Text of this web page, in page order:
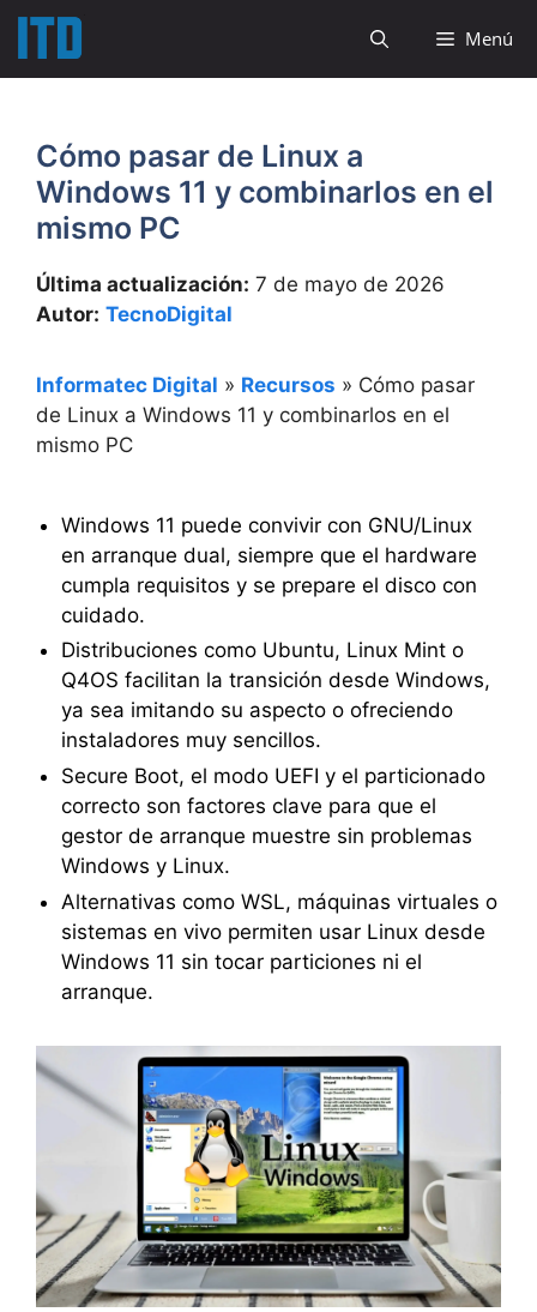
Saltar
contenido
Menú
Cómo pasar de Linux a
Windows 11 y combinarlos en el
mismo PC
Última actualización: 7 de mayo de 2026
Autor: TecnoDigital
Informatec Digital » Recursos » Cómo pasar
de Linux a Windows 11 y combinarlos en el
mismo PC
Windows 11 puede convivir con GNU/Linux
en arranque dual, siempre que el hardware
cumpla requisitos y se prepare el disco con
cuidado.
Distribuciones como Ubuntu, Linux Mint o
Q4OS facilitan la transición desde Windows,
ya sea imitando su aspecto o ofreciendo
instaladores muy sencillos.
Secure Boot, el modo UEFI y el particionado
correcto son factores clave para que el
gestor de arranque muestre sin problemas
Windows y Linux.
Alternativas como WSL, máquinas virtuales o
sistemas en vivo permiten usar Linux desde
Windows 11 sin tocar particiones ni el
arranque.